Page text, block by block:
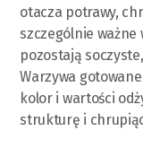
otacza potrawy,
szczególnie
pozostają
Warzywa
kolor i wartości
strukturę i